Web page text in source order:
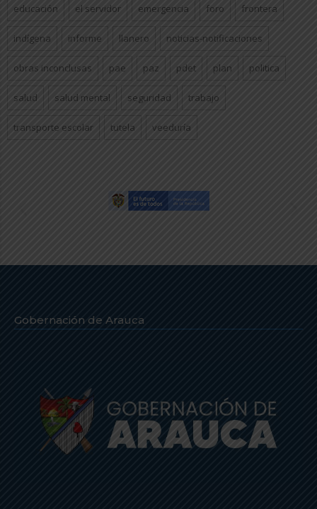
educación el servidor emergencia foro frontera
indígena informe llanero noticias-notificaciones
obras inconclusas pae paz pdet plan politica
salud salud mental seguridad trabajo
transporte escolar tutela veeduría
Gobernación de Arauca